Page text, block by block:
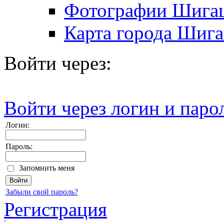
Фотографии
Карта города
Войти через:
Войти через логин и
Логин:
Пароль:
Запомнить меня
Забыли свой пароль?
Регистрация